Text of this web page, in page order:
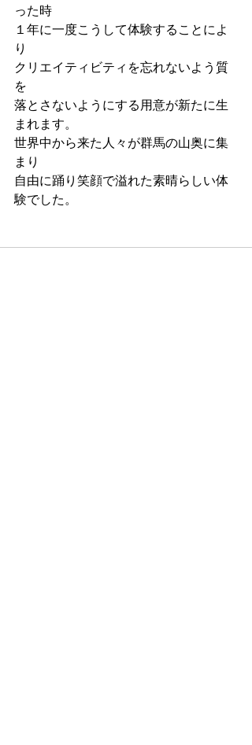
った時
１年に一度こうして体験することによ
り
クリエイティビティを忘れないよう質
を
落とさないようにする用意が新たに生
まれます。
世界中から来た人々が群馬の山奥に集
まり
自由に踊り笑顔で溢れた素晴らしい体
験でした。